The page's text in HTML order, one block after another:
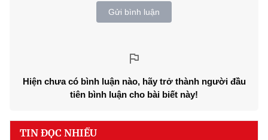
Gửi bình luận
Hiện chưa có bình luận nào, hãy trở thành người đầu
tiên bình luận cho bài biết này!
TIN ĐỌC NHIỀU